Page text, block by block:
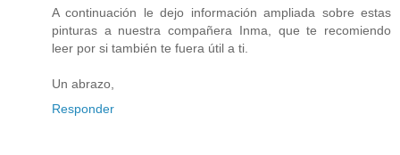
A continuación le dejo información ampliada sobre estas
pinturas a nuestra compañera Inma, que te recomiendo
leer por si también te fuera útil a ti.
Un abrazo,
Responder